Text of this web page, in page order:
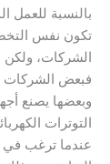
بالنسبة للعمل
تكون نفس
الشركات،
فبعض الشركات
وبعضها يصنع
التوترات
عندما ترغب